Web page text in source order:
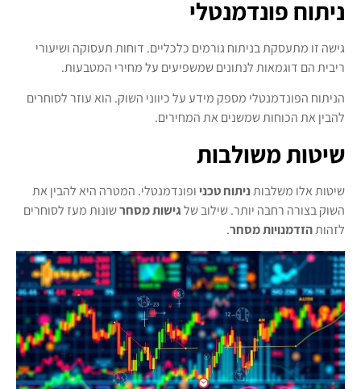
ניתוח פונדמנטלי
גישה זו מתעסקת בניתוח גורמים כלכליים. דוחות תעסוקה ושיעורי
ריבית הם דוגמאות לנתונים שמשפיעים על מחירי המטבעות.
הניתוח הפונדמנטלי מספק מידע על כיווני השוק. הוא עוזר לסוחרים
להבין את הכוחות שמשנים את המחירים.
שיטות משולבות
שיטות אלו משלבותניתוח טכניופונדמנטלי. המטרה היא להבין את
השוק בצורה רחבה יותר. שילוב שלגישות מסחרשונות מעז לסוחרים
לזהותהזדמנויות מסחר.